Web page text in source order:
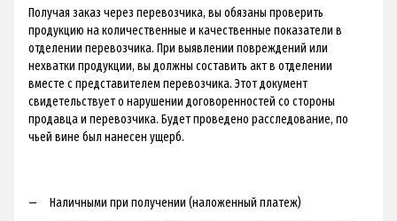
Получая заказ через перевозчика, вы обязаны проверить
продукцию на количественные и качественные показатели в
отделении перевозчика. При выявлении повреждений или
нехватки продукции, вы должны составить акт в отделении
вместе с представителем перевозчика. Этот документ
свидетельствует о нарушении договоренностей со стороны
продавца и перевозчика. Будет проведено расследование, по
чьей вине был нанесен ущерб.
Наличными при получении (наложенный платеж)